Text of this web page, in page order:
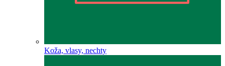
Koža, vlasy, nechty